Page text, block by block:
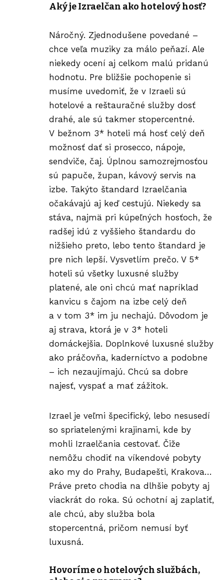
Aký je Izraelčan ako hotelový hosť?
Náročný. Zjednodušene povedané –
chce veľa muziky za málo peňazí. Ale
niekedy ocení aj celkom malú pridanú
hodnotu. Pre bližšie pochopenie si
musíme uvedomiť, že v Izraeli sú
hotelové a reštauračné služby dosť
drahé, ale sú takmer stopercentné.
V bežnom 3* hoteli má hosť celý deň
možnosť dať si prosecco, nápoje,
sendviče, čaj. Úplnou samozrejmosťou
sú papuče, župan, kávový servis na
izbe. Takýto štandard Izraelčania
očakávajú aj keď cestujú. Niekedy sa
stáva, najmä pri kúpeľných hosťoch, že
radšej idú z vyššieho štandardu do
nižšieho preto, lebo tento štandard je
pre nich lepší. Vysvetlím prečo. V 5*
hoteli sú všetky luxusné služby
platené, ale oni chcú mať napríklad
kanvicu s čajom na izbe celý deň
a v tom 3* im ju nechajú. Dôvodom je
aj strava, ktorá je v 3* hoteli
domáckejšia. Doplnkové luxusné služby
ako práčovňa, kaderníctvo a podobne
– ich nezaujímajú. Chcú sa dobre
najesť, vyspať a mať zážitok.
Izrael je veľmi špecifický, lebo nesusedí
so spriatelenými krajinami, kde by
mohli Izraelčania cestovať. Čiže
nemôžu chodiť na víkendové pobyty
ako my do Prahy, Budapešti, Krakova…
Práve preto chodia na dlhšie pobyty aj
viackrát do roka. Sú ochotní aj zaplatiť,
ale chcú, aby služba bola
stopercentná, pričom nemusí byť
luxusná.
Hovoríme o hotelových službách,